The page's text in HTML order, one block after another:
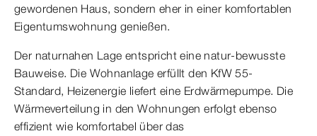
gewordenen Haus, sondern eher in einer komfortablen
Eigentumswohnung genießen.
Der naturnahen Lage entspricht eine natur-bewusste
Bauweise. Die Wohnanlage erfüllt den KfW 55-
Standard, Heizenergie liefert eine Erdwärmepumpe. Die
Wärmeverteilung in den Wohnungen erfolgt ebenso
effizient wie komfortabel über das